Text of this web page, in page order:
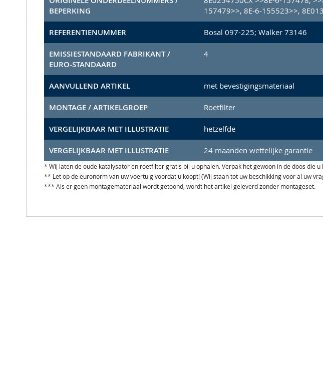
BEPERKING
157479>>, 8E-6-155523>>,
REFERENTIENUMMER Bosal 097-225; Walker 73146
EMISSIESTANDAARD FABRIKANT /
EURO-STANDAARD
4
AANVULLEND ARTIKEL met bevestigingsmateriaal
MONTAGE / ARTIKELGROEP Roetfilter
VERGELIJKBAAR MET ILLUSTRATIE hetzelfde
VERGELIJKBAAR MET ILLUSTRATIE 24 maanden wettelijke garantie
* Wij laten de oude katalysator en roetfilter gratis bij u ophalen. Verpak het gewoon in de doos die
** Let op de euronorm van uw voertuig voordat u koopt! (Wij staan tot uw beschikking voor al uw
*** Als er geen montagemateriaal wordt getoond, wordt het artikel geleverd zonder montageset.